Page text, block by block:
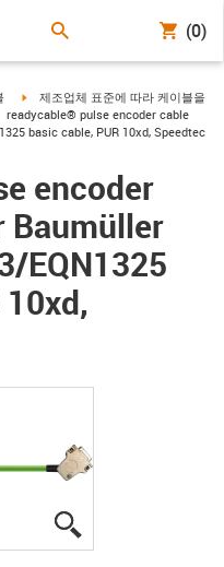
(0)
right igus-icon-arrow-right
제조업체 표준에 따라 케이블을
igus-icon-arrow-right
readycable® pulse encoder cable
basic cable, PUR 10xd, Speedtec
encoder
Baumüller
EQN1325